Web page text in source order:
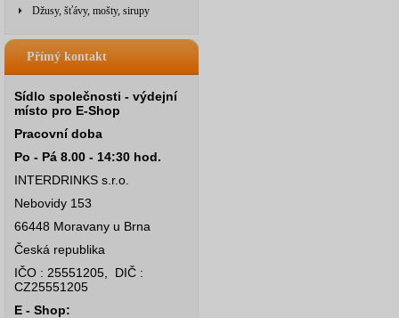
Džusy, šťávy, mošty, sirupy
Přímý kontakt
Sídlo společnosti - výdejní
místo pro E-Shop
Pracovní doba
Po - Pá 8.00 - 14:30 hod.
INTERDRINKS s.r.o.
Nebovidy 153
66448 Moravany u Brna
Česká republika
IČO : 25551205, DIČ :
CZ25551205
E - Shop: